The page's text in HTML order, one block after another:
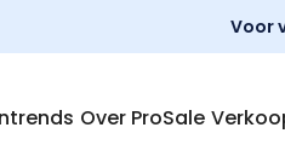
Voor
Over ProSale